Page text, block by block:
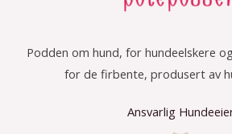
Podden om hund, for hundeelskere
for de firbente, produsert av
Ansvarlig